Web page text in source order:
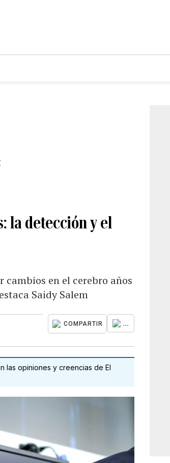
la detección y el
en el cerebro años
Saidy Salem
COMPARTIR ...
las opiniones y creencias de El